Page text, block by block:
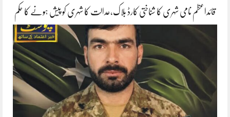
قائداعظم نامی شہری کا شناختی کارڈ بلاک،عدالت کا شہری کو پیش ہونے کا حکم